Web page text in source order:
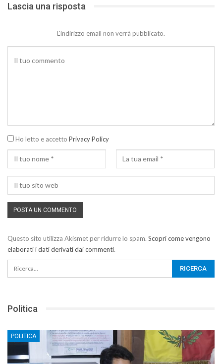
Lascia una risposta
L'indirizzo email non verrà pubblicato.
Ho letto e accetto Privacy Policy
Questo sito utilizza Akismet per ridurre lo spam. Scopri come vengono
elaborati i dati derivati dai commenti.
Politica
POLITICA